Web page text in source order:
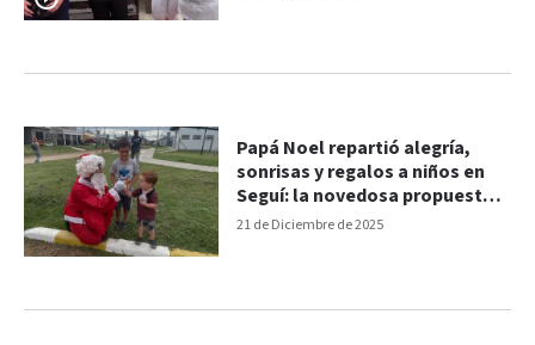
21 de Diciembre de 2025
Papá Noel repartió alegría,
sonrisas y regalos a niños en
Seguí: la novedosa propuesta
de vecinos para este domingo